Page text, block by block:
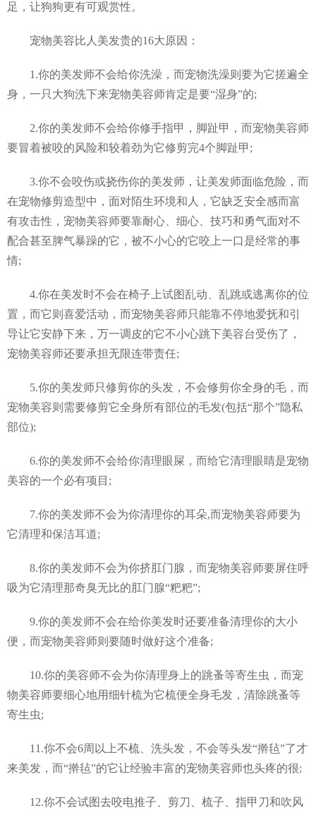
足，让狗狗更有可观赏性。
宠物美容比人美发贵的16大原因：
1.你的美发师不会给你洗澡，而宠物洗澡则要为它搓遍全
身，一只大狗洗下来宠物美容师肯定是要“湿身”的;
2.你的美发师不会给你修手指甲，脚趾甲，而宠物美容师
要冒着被咬的风险和较着劲为它修剪完4个脚趾甲;
3.你不会咬伤或挠伤你的美发师，让美发师面临危险，而
在宠物修剪造型中，面对陌生环境和人，它缺乏安全感而富
有攻击性，宠物美容师要靠耐心、细心、技巧和勇气面对不
配合甚至脾气暴躁的它，被不小心的它咬上一口是经常的事
情;
4.你在美发时不会在椅子上试图乱动、乱跳或逃离你的位
置，而它则喜爱活动，而宠物美容师只能靠不停地爱抚和引
导让它安静下来，万一调皮的它不小心跳下美容台受伤了，
宠物美容师还要承担无限连带责任;
5.你的美发师只修剪你的头发，不会修剪你全身的毛，而
宠物美容则需要修剪它全身所有部位的毛发(包括“那个”隐私
部位);
6.你的美发师不会给你清理眼屎，而给它清理眼睛是宠物
美容的一个必有项目;
7.你的美发师不会为你清理你的耳朵,而宠物美容师要为
它清理和保洁耳道;
8.你的美发师不会为你挤肛门腺，而宠物美容师要屏住呼
吸为它清理那奇臭无比的肛门腺“粑粑”;
9.你的美发师不会在给你美发时还要准备清理你的大小
便，而宠物美容师则要随时做好这个准备;
10.你的美容师不会为你清理身上的跳蚤等寄生虫，而宠
物美容师要细心地用细针梳为它梳便全身毛发，清除跳蚤等
寄生虫;
11.你不会6周以上不梳、洗头发，不会等头发“擀毡”了才
来美发，而“擀毡”的它让经验丰富的宠物美容师也头疼的很;
12.你不会试图去咬电推子、剪刀、梳子、指甲刀和吹风